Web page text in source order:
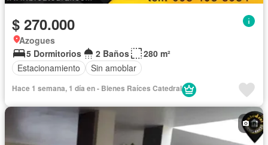
$ 270.000
Azogues
5 Dormitorios
2 Baños
280 m²
Estacionamiento
Sin amoblar
Hace 1 semana, 1 día en - Bienes Raíces Catedral